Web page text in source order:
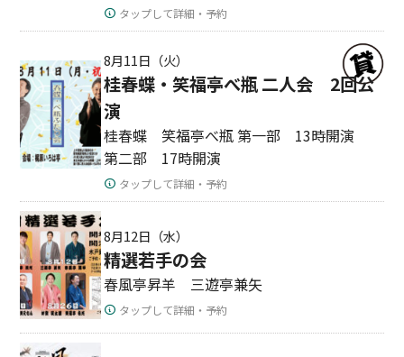
タップして詳細・予約
8月11日（火）
桂春蝶・笑福亭べ瓶 二人会 2回公
演
桂春蝶 笑福亭べ瓶 第一部 13時開演
第二部 17時開演
タップして詳細・予約
8月12日（水）
精選若手の会
春風亭昇羊 三遊亭兼矢
タップして詳細・予約